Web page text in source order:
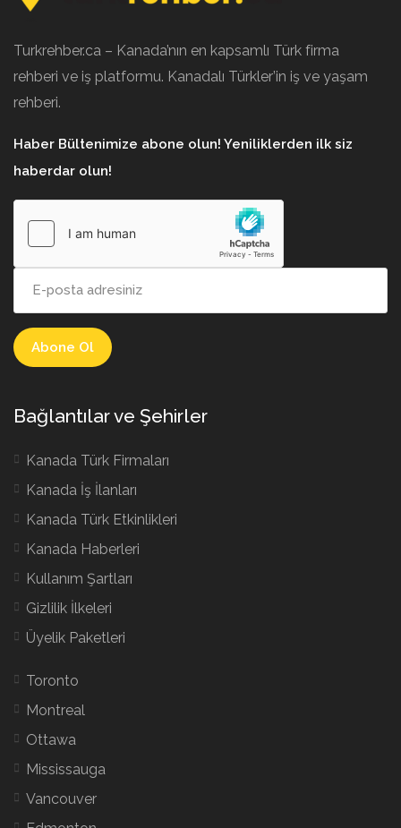
Turkrehber.ca – Kanada’nın en kapsamlı Türk firma
rehberi ve iş platformu. Kanadalı Türkler’in iş ve yaşam
rehberi.
Haber Bültenimize abone olun! Yeniliklerden ilk siz
haberdar olun!
Bağlantılar ve Şehirler
Kanada Türk Firmaları
Kanada İş İlanları
Kanada Türk Etkinlikleri
Kanada Haberleri
Kullanım Şartları
Gizlilik İlkeleri
Üyelik Paketleri
Toronto
Montreal
Ottawa
Mississauga
Vancouver